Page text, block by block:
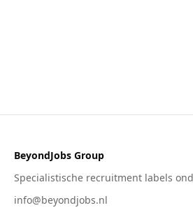
BeyondJobs Group
Specialistische recruitment labels
info@beyondjobs.nl